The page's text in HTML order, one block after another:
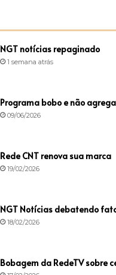
NGT notícias repaginado
1 semana atrás
Programa bobo e não
09/06/2026
Rede CNT renova sua marca
19/02/2026
NGT Notícias debatendo
18/02/2026
Bobagem da RedeTV sobre